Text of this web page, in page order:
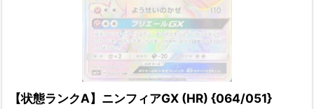
【状態ランクA】ニンフィアGX (HR) {064/051}